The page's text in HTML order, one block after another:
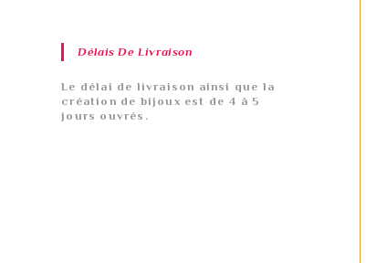
Délais De Livraison
Le délai de livraison ainsi que la
création de bijoux est de 4 à 5
jours ouvrés.